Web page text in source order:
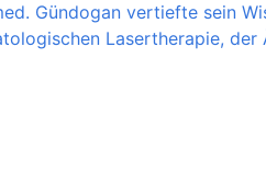
Gündogan vertiefte sein
Lasertherapie, der